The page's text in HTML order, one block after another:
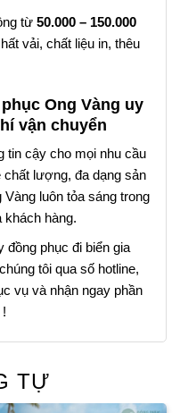
từ 50.000 – 150.000
vải, chất liệu in, thêu
Ong Vàng uy
vận chuyển
tin cậy cho mọi nhu cầu
lượng, đa dạng sản
luôn tỏa sáng trong
khách hàng.
đồng phục đi biển gia
tôi qua số hotline,
vụ và nhận ngay phần
TỰ